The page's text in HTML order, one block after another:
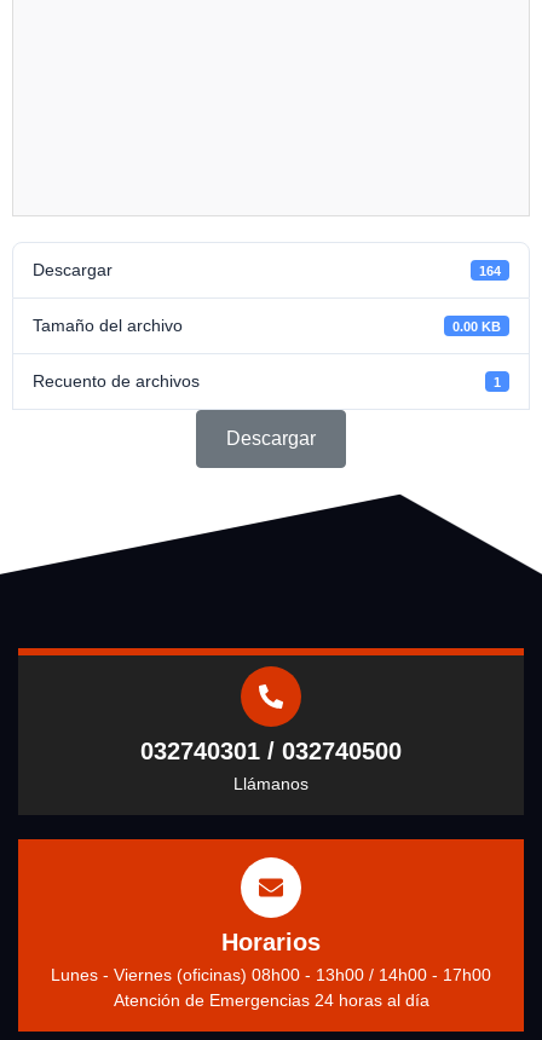
Descargar 164
Tamaño del archivo 0.00 KB
Recuento de archivos 1
Descargar
032740301 / 032740500
Llámanos
Horarios
Lunes - Viernes (oficinas) 08h00 - 13h00 / 14h00 - 17h00
Atención de Emergencias 24 horas al día